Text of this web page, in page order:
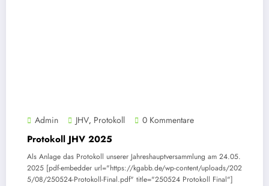
Admin JHV, Protokoll 0 Kommentare
Protokoll JHV 2025
Als Anlage das Protokoll unserer Jahreshauptversammlung am 24.05.
2025 [pdf-embedder url="https://kgabb.de/wp-content/uploads/202
5/08/250524-Protokoll-Final.pdf" title="250524 Protokoll Final"]